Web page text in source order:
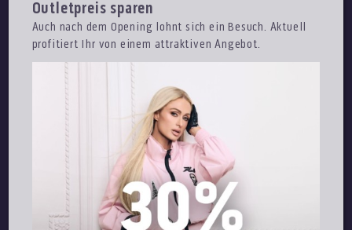
Outletpreis sparen
Auch nach dem Opening lohnt sich ein Besuch. Aktuell
profitiert Ihr von einem attraktiven Angebot.